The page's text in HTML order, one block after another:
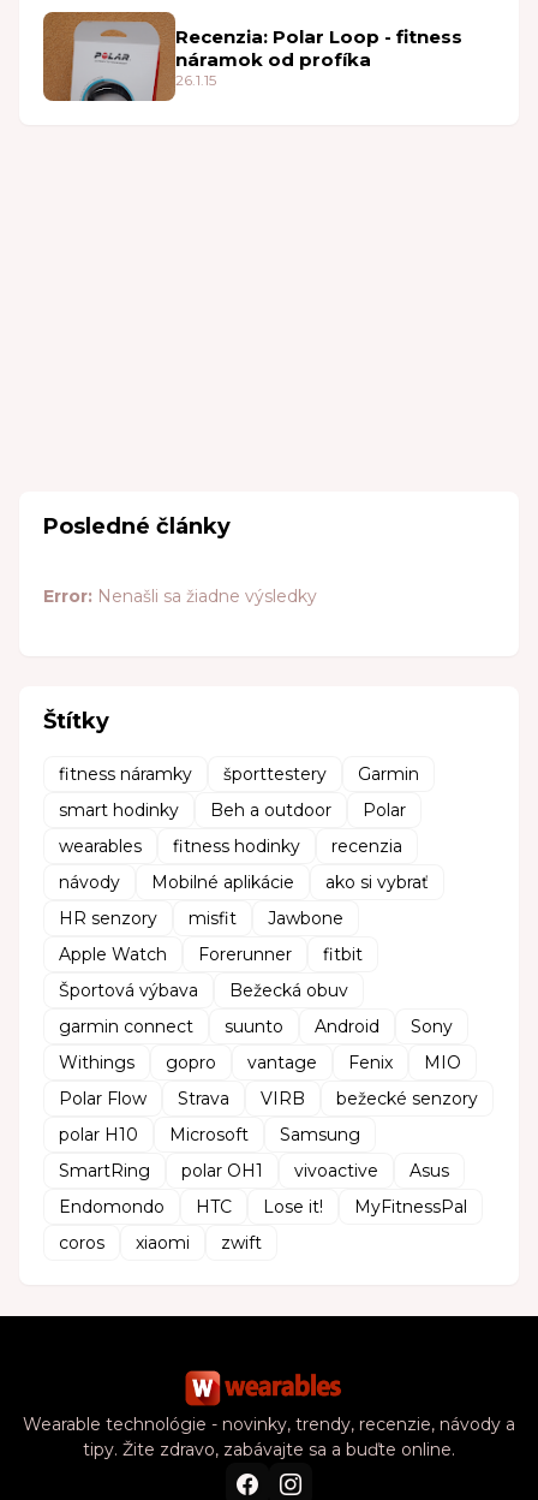
Recenzia: Polar Loop - fitness
náramok od profíka
26.1.15
Posledné články
Error: Nenašli sa žiadne výsledky
Štítky
fitness náramky športtestery
Garmin
smart hodinky
Beh a outdoor
Polar
wearables
fitness hodinky
recenzia
návody
Mobilné aplikácie
ako si vybrať
HR senzory
misfit
Jawbone
Apple Watch
Forerunner
fitbit
Športová výbava
Bežecká obuv
garmin connect
suunto Android
Sony
Withings
gopro vantage Fenix
MIO
Polar Flow
Strava VIRB
bežecké senzory
polar H10
Microsoft
Samsung
SmartRing
polar OH1 vivoactive
Asus
Endomondo
HTC Lose it!
MyFitnessPal
coros
xiaomi zwift
Wearable technológie - novinky, trendy, recenzie, návody a
tipy. Žite zdravo, zabávajte sa a buďte online.